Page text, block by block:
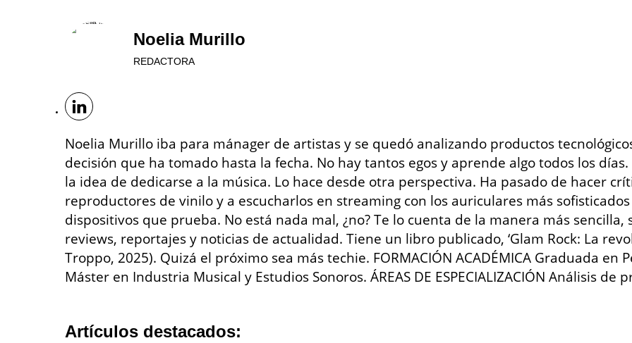
Noelia Murillo
REDACTORA
Noelia Murillo iba para mánager de artistas y se quedó analizando productos
decisión que ha tomado hasta la fecha. No hay tantos egos y aprende algo todos los
la idea de dedicarse a la música. Lo hace desde otra perspectiva. Ha pasado de hacer
reproductores de vinilo y a escucharlos en streaming con los auriculares más
dispositivos que prueba. No está nada mal, ¿no? Te lo cuenta de la manera más
reviews, reportajes y noticias de actualidad. Tiene un libro publicado, ‘Glam Rock: La
Troppo, 2025). Quizá el próximo sea más techie. FORMACIÓN ACADÉMICA Graduada
Máster en Industria Musical y Estudios Sonoros. ÁREAS DE ESPECIALIZACIÓN Análisis
Artículos destacados: